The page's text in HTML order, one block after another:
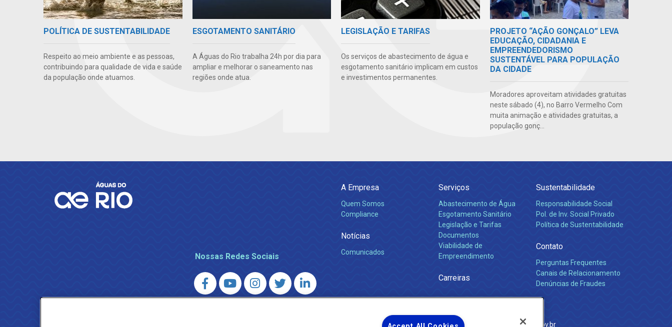
POLÍTICA DE SUSTENTABILIDADE
Respeito ao meio ambiente e as pessoas,
contribuindo para qualidade de vida e saúde
da população onde atuamos.
ESGOTAMENTO SANITÁRIO
A Águas do Rio trabalha 24h por dia para
ampliar e melhorar o saneamento nas
regiões onde atua.
LEGISLAÇÃO E TARIFAS
Os serviços de abastecimento de água e
esgotamento sanitário implicam em custos
e investimentos permanentes.
PROJETO “AÇÃO GONÇALO” LEVA
EDUCAÇÃO, CIDADANIA E
EMPREENDEDORISMO
SUSTENTÁVEL PARA POPULAÇÃO
DA CIDADE
Moradores aproveitam atividades gratuitas
neste sábado (4), no Barro Vermelho Com
muita animação e atividades gratuitas, a
população gonç...
Nossas Redes Sociais
A Empresa
Quem Somos
Compliance
Notícias
Comunicados
Serviços
Abastecimento de Água
Esgotamento Sanitário
Legislação e Tarifas
Documentos
Viabilidade de
Empreendimento
Carreiras
Sustentabilidade
Responsabilidade Social
Pol. de Inv. Social Privado
Política de Sustentabilidade
Contato
Perguntas Frequentes
Canais de Relacionamento
Denúncias de Fraudes
AGENERSA – Agência Reguladora de Energia e Saneamento do Estado do Rio de Janeiro
ouvidoria.agenersa@gmail.com http://www.agenersa.rj.gov.br